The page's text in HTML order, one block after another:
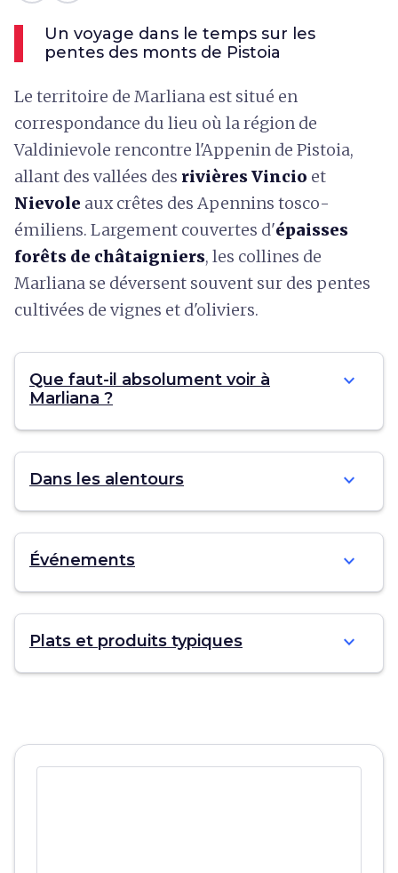
Un voyage dans le temps sur les
pentes des monts de Pistoia
Le territoire de Marliana est situé en
correspondance du lieu où la région de
Valdinievole rencontre l'Appenin de Pistoia,
allant des vallées des rivières Vincio et
Nievole aux crêtes des Apennins tosco-
émiliens. Largement couvertes d'épaisses
forêts de châtaigniers, les collines de
Marliana se déversent souvent sur des pentes
cultivées de vignes et d'oliviers.
Que faut-il absolument voir à
Marliana ?
expand_more
Dans les alentours expand_more
Événements expand_more
Plats et produits typiques expand_more